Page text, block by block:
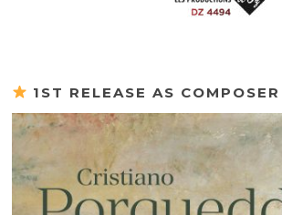
1ST RELEASE AS COMPOSER